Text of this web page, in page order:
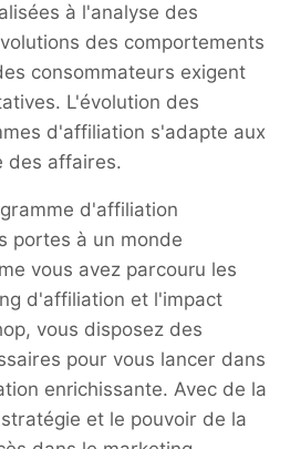
à l'analyse des
des comportements
consommateurs exigent
L'évolution des
d'affiliation s'adapte aux
des affaires.
d'affiliation
portes à un monde
vous avez parcouru les
d'affiliation et l'impact
vous disposez des
pour vous lancer dans
enrichissante. Avec de la
et le pouvoir de la